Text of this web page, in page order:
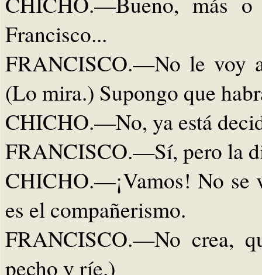
Francisco...
FRANCISCO.—No le voy
(Lo mira.) Supongo que
CHICHO.—No, ya está
FRANCISCO.—Sí, pero la
CHICHO.—¡Vamos! No se
es el compañerismo.
FRANCISCO.—No crea,
pecho y ríe.)